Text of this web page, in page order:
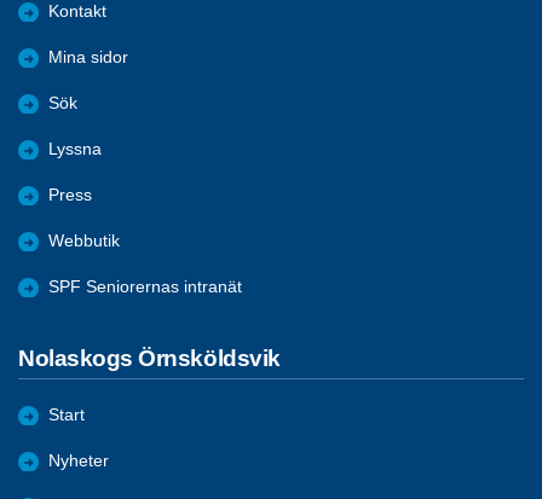
Kontakt
Mina sidor
Sök
Lyssna
Press
Webbutik
SPF Seniorernas intranät
Nolaskogs Örnsköldsvik
Start
Nyheter